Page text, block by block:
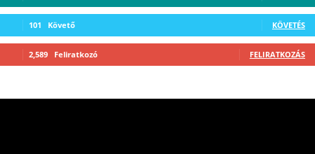
101 Követő KÖVETÉS
2,589 Feliratkozó FELIRATKOZÁS